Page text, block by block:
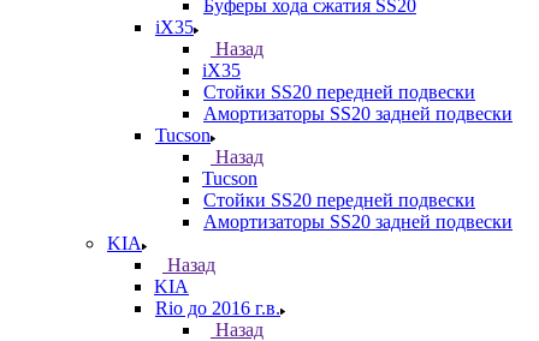
Буферы хода сжатия SS20
iX35
Назад
iX35
Стойки SS20 передней подвески
Амортизаторы SS20 задней подвески
Tucson
Назад
Tucson
Стойки SS20 передней подвески
Амортизаторы SS20 задней подвески
KIA
Назад
KIA
Rio до 2016 г.в.
Назад